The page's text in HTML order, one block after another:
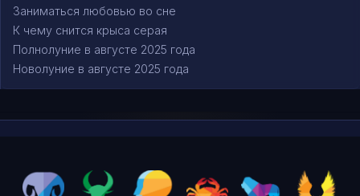
Заниматься любовью во сне
К чему снится крыса серая
Полнолуние в августе 2025 года
Новолуние в августе 2025 года